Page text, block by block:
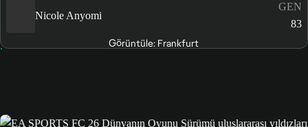
Nicole Anyomi
GEN
83
Görüntüle: Frankfurt